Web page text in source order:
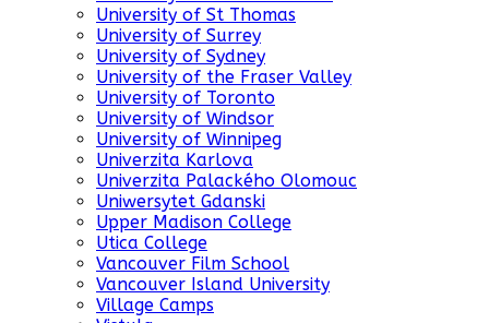
University of St Thomas
University of Surrey
University of Sydney
University of the Fraser Valley
University of Toronto
University of Windsor
University of Winnipeg
Univerzita Karlova
Univerzita Palackého Olomouc
Uniwersytet Gdanski
Upper Madison College
Utica College
Vancouver Film School
Vancouver Island University
Village Camps